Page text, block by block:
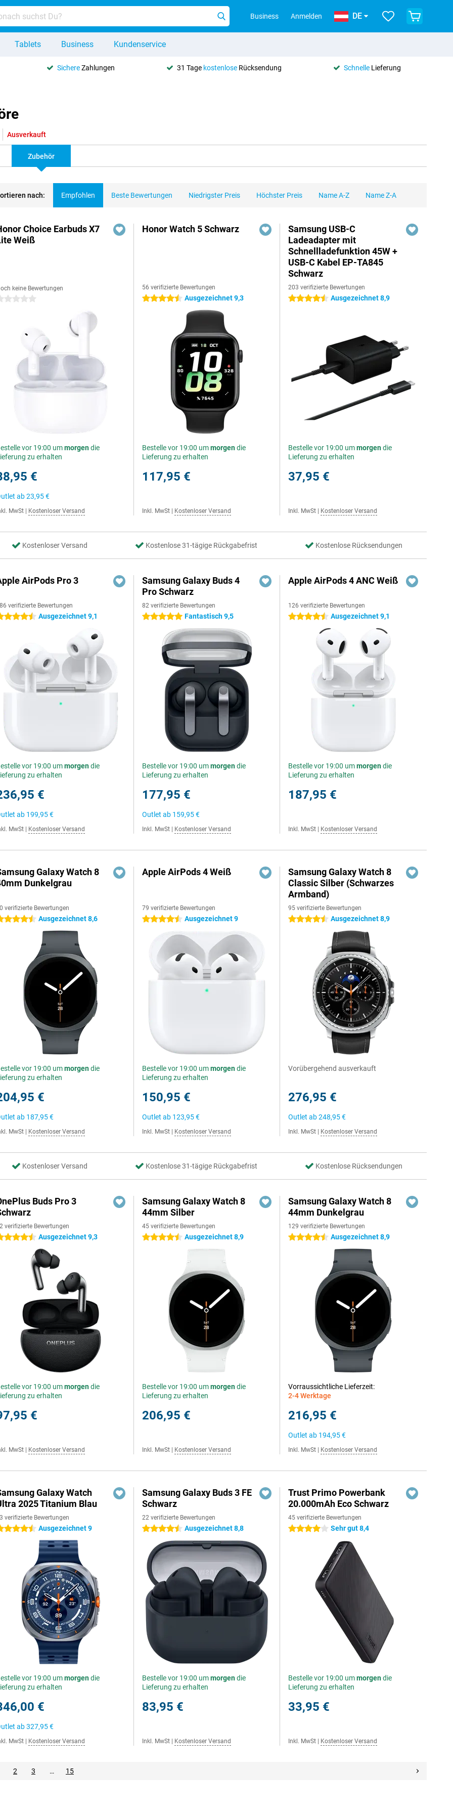
Business Anmelden DE
Tablets Business Kundenservice
SichereZahlungen 31 Tage kostenloseRücksendung SchnelleLieferung
Ausverkauft
Zubehör
nach: Empfohlen Beste Bewertungen Niedrigster Preis Höchster Preis Name A-Z Name Z-A
Choice Earbuds X7
Weiß
keine Bewertungen
Sterne
vor 19:00 ummorgendie
zu erhalten
€
ab23,95 €
MwSt Kostenloser Versand
Honor Watch 5 Schwarz
56 verifizierte Bewertungen
4.5 Sterne Ausgezeichnet 9,3
Bestelle vor 19:00 ummorgendie
Lieferung zu erhalten
117,95 €
Inkl. MwSt Kostenloser Versand
Samsung USB-C
Ladeadapter mit
Schnellladefunktion 45W +
USB-C Kabel EP-TA845
Schwarz
203 verifizierte Bewertungen
4.5 Sterne Ausgezeichnet 8,9
Bestelle vor 19:00 ummorgendie
Lieferung zu erhalten
37,95 €
Inkl. MwSt Kostenloser Versand
Kostenloser Versand Kostenlose 31-tägige Rückgabefrist Kostenlose Rücksendungen
AirPods Pro 3
verifizierte Bewertungen
Sterne Ausgezeichnet 9,1
vor 19:00 ummorgendie
zu erhalten
€
ab 199,95 €
MwSt Kostenloser Versand
Samsung Galaxy Buds 4
Pro Schwarz
82 verifizierte Bewertungen
5 Sterne Fantastisch 9,5
Bestelle vor 19:00 ummorgendie
Lieferung zu erhalten
177,95 €
Outlet ab 159,95 €
Inkl. MwSt Kostenloser Versand
Apple AirPods 4 ANC Weiß
126 verifizierte Bewertungen
4.5 Sterne Ausgezeichnet 9,1
Bestelle vor 19:00 ummorgendie
Lieferung zu erhalten
187,95 €
Inkl. MwSt Kostenloser Versand
Galaxy Watch 8
Dunkelgrau
verifizierte Bewertungen
Sterne Ausgezeichnet 8,6
vor 19:00 ummorgendie
zu erhalten
€
ab 187,95 €
MwSt Kostenloser Versand
Apple AirPods 4 Weiß
79 verifizierte Bewertungen
4.5 Sterne Ausgezeichnet 9
Bestelle vor 19:00 ummorgendie
Lieferung zu erhalten
150,95 €
Outlet ab 123,95 €
Inkl. MwSt Kostenloser Versand
Samsung Galaxy Watch 8
Classic Silber (Schwarzes
Armband)
95 verifizierte Bewertungen
4.5 Sterne Ausgezeichnet 8,9
Vorübergehend ausverkauft
276,95 €
Outlet ab248,95 €
Inkl. MwSt Kostenloser Versand
Kostenloser Versand Kostenlose 31-tägige Rückgabefrist Kostenlose Rücksendungen
Buds Pro 3
verifizierte Bewertungen
Sterne Ausgezeichnet 9,3
vor 19:00 ummorgendie
zu erhalten
€
MwSt Kostenloser Versand
Samsung Galaxy Watch 8
44mm Silber
45 verifizierte Bewertungen
4.5 Sterne Ausgezeichnet 8,9
Bestelle vor 19:00 ummorgendie
Lieferung zu erhalten
206,95 €
Inkl. MwSt Kostenloser Versand
Samsung Galaxy Watch 8
44mm Dunkelgrau
129 verifizierte Bewertungen
4.5 Sterne Ausgezeichnet 8,9
Vorraussichtliche Lieferzeit:
2-4 Werktage
216,95 €
Outlet ab 194,95 €
Inkl. MwSt Kostenloser Versand
Galaxy Watch
2025 Titanium Blau
verifizierte Bewertungen
Sterne Ausgezeichnet 9
vor 19:00 ummorgendie
zu erhalten
€
ab327,95 €
MwSt Kostenloser Versand
Samsung Galaxy Buds 3 FE
Schwarz
22 verifizierte Bewertungen
4.5 Sterne Ausgezeichnet 8,8
Bestelle vor 19:00 ummorgendie
Lieferung zu erhalten
83,95 €
Inkl. MwSt Kostenloser Versand
Trust Primo Powerbank
20.000mAh Eco Schwarz
45 verifizierte Bewertungen
4 Sterne Sehr gut 8,4
Bestelle vor 19:00 ummorgendie
Lieferung zu erhalten
33,95 €
Inkl. MwSt Kostenloser Versand
2 3 … 15